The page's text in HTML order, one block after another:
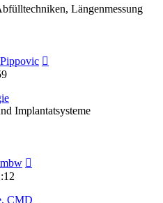
Längenmessung
Pippovic
Implantatsysteme
mbw
CMD